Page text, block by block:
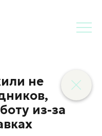
не
из-за